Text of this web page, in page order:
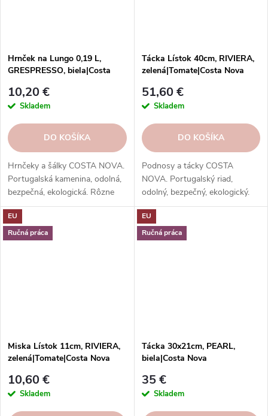
Hrnček na Lungo 0,19 L,
GRESPRESSO, biela|Costa
10,20 €
Skladem
DO KOŠÍKA
Hrnčeky a šálky COSTA NOVA.
Portugalská kamenina, odolná,
bezpečná, ekologická. Rôzne
tvary, farby, vzory. Ideálne na
kávu, espresso, cappuccino,
lungo, čaj, kakao a iné.
Tácka Lístok 40cm, RIVIERA,
zelená|Tomate|Costa Nova
51,60 €
Skladem
DO KOŠÍKA
Podnosy a tácky COSTA
NOVA. Portugalský riad,
odolný, bezpečný, ekologický.
Na servírovanie jedál, nápojov,
dezertov.
EU
Ručná práca
Miska Lístok 11cm, RIVIERA,
zelená|Tomate|Costa Nova
10,60 €
Skladem
EU
Ručná práca
Tácka 30x21cm, PEARL,
biela|Costa Nova
35 €
Skladem